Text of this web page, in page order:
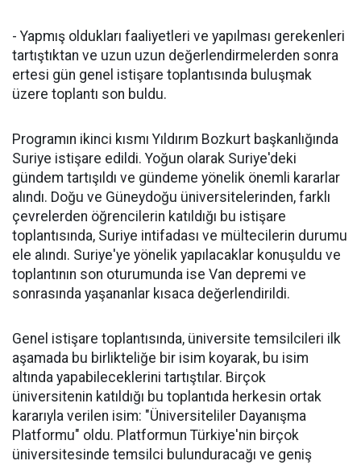
- Yapmış oldukları faaliyetleri ve yapılması gerekenleri
tartıştıktan ve uzun uzun değerlendirmelerden sonra
ertesi gün genel istişare toplantısında buluşmak
üzere toplantı son buldu.
Programın ikinci kısmı Yıldırım Bozkurt başkanlığında
Suriye istişare edildi. Yoğun olarak Suriye'deki
gündem tartışıldı ve gündeme yönelik önemli kararlar
alındı. Doğu ve Güneydoğu üniversitelerinden, farklı
çevrelerden öğrencilerin katıldığı bu istişare
toplantısında, Suriye intifadası ve mültecilerin durumu
ele alındı. Suriye'ye yönelik yapılacaklar konuşuldu ve
toplantının son oturumunda ise Van depremi ve
sonrasında yaşananlar kısaca değerlendirildi.
Genel istişare toplantısında, üniversite temsilcileri ilk
aşamada bu birlikteliğe bir isim koyarak, bu isim
altında yapabileceklerini tartıştılar. Birçok
üniversitenin katıldığı bu toplantıda herkesin ortak
kararıyla verilen isim: "Üniversiteliler Dayanışma
Platformu" oldu. Platformun Türkiye'nin birçok
üniversitesinde temsilci bulunduracağı ve geniş